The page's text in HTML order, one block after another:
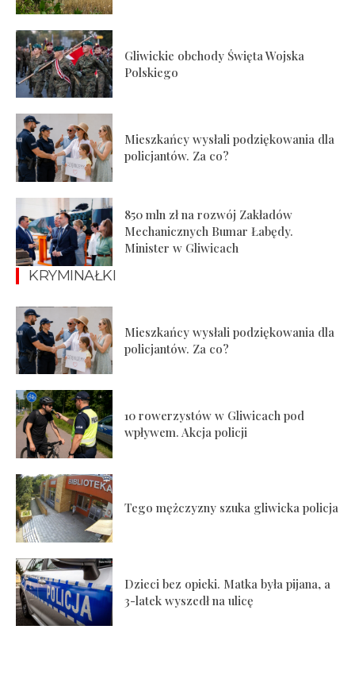
Gliwickie obchody Święta Wojska
Polskiego
Mieszkańcy wysłali podziękowania dla
policjantów. Za co?
850 mln zł na rozwój Zakładów
Mechanicznych Bumar Łabędy.
Minister w Gliwicach
KRYMINAŁKI
Mieszkańcy wysłali podziękowania dla
policjantów. Za co?
10 rowerzystów w Gliwicach pod
wpływem. Akcja policji
Tego mężczyzny szuka gliwicka policja
Dzieci bez opieki. Matka była pijana, a
3-latek wyszedł na ulicę